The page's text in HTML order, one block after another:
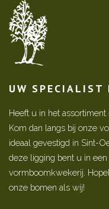
UW SPECIALIST
Heeft u in het
Kom dan langs bij onze
ideaal gevestigd in Sint-
deze ligging bent u in
vormboomkwekerij.
onze bomen als wij!